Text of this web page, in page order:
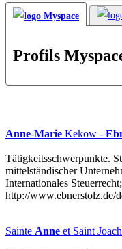
Profils
Anne-Marie Kekow -
Tätigkeitsschwerpunkte.
mittelständischer
Internationales
http://www.ebnerstolz.de/
Sainte Anne et Saint